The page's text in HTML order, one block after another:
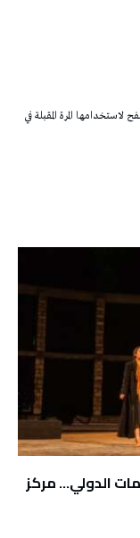
لاستخدامها المرة المقبلة في
الدولي… مركز